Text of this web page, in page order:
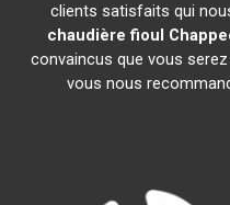
clients satisfaits qui
chaudière fioul
convaincus que vous
vous nous